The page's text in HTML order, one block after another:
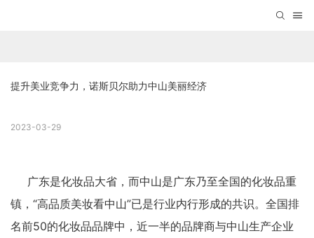
提升美业竞争力，诺斯贝尔助力中山美丽经济
2023-03-29
广东是化妆品大省，而中山是广东乃至全国的化妆品重
镇，“高品质美妆看中山”已是行业内行形成的共识。全国排
名前50的化妆品品牌中，近一半的品牌商与中山生产企业